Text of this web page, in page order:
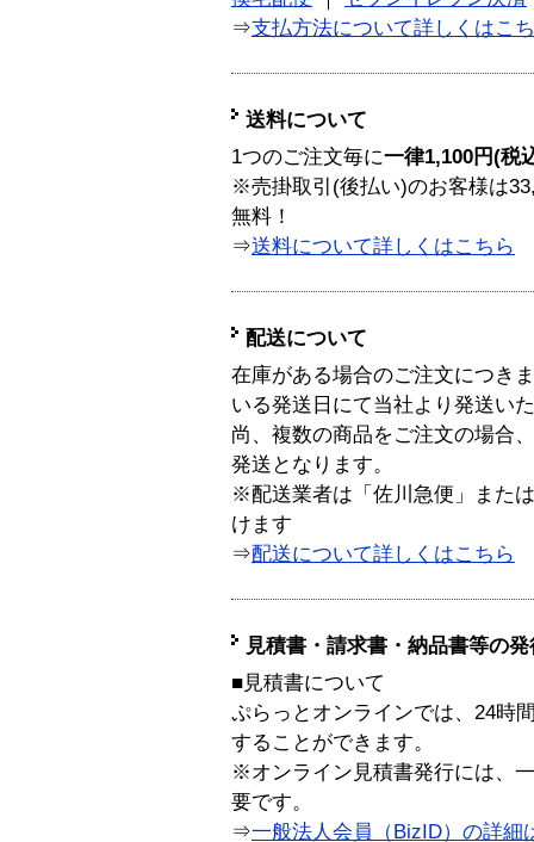
⇒支払方法について詳しくはこ
送料について
1つのご注文毎に一律1,100円(税
※売掛取引(後払い)のお客様は
無料！
⇒送料について詳しくはこちら
配送について
在庫がある場合のご注文につき
いる発送日にて当社より発送い
尚、複数の商品をご注文の場合
発送となります。
※配送業者は「佐川急便」また
けます
⇒配送について詳しくはこちら
見積書・請求書・納品書等の
■見積書について
ぷらっとオンラインでは、24時
することができます。
※オンライン見積書発行には、
要です。
⇒一般法人会員（BizID）の詳細